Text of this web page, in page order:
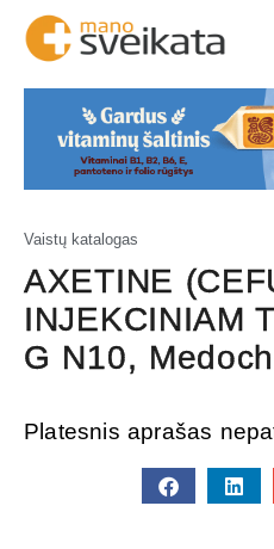
Vaistų katalogas
AXETINE
INJEKCINIAM
G N10,
Platesnis aprašas